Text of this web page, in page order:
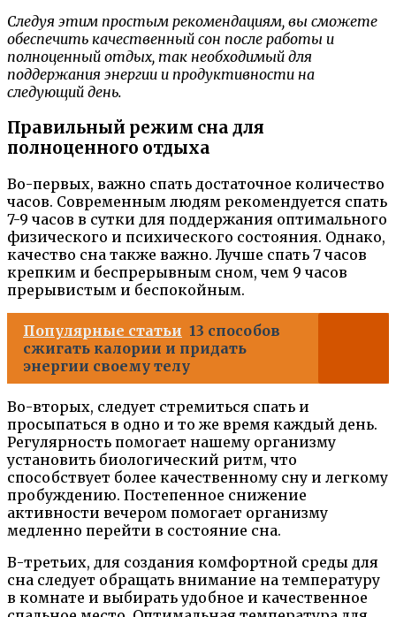
Следуя этим простым рекомендациям, вы сможете
обеспечить качественный сон после работы и
полноценный отдых, так необходимый для
поддержания энергии и продуктивности на
следующий день.
Правильный режим сна для
полноценного отдыха
Во-первых, важно спать достаточное количество
часов. Современным людям рекомендуется спать
7-9 часов в сутки для поддержания оптимального
физического и психического состояния. Однако,
качество сна также важно. Лучше спать 7 часов
крепким и беспрерывным сном, чем 9 часов
прерывистым и беспокойным.
Популярные статьи 13 способов
сжигать калории и придать
энергии своему телу
Во-вторых, следует стремиться спать и
просыпаться в одно и то же время каждый день.
Регулярность помогает нашему организму
установить биологический ритм, что
способствует более качественному сну и легкому
пробуждению. Постепенное снижение
активности вечером помогает организму
медленно перейти в состояние сна.
В-третьих, для создания комфортной среды для
сна следует обращать внимание на температуру
в комнате и выбирать удобное и качественное